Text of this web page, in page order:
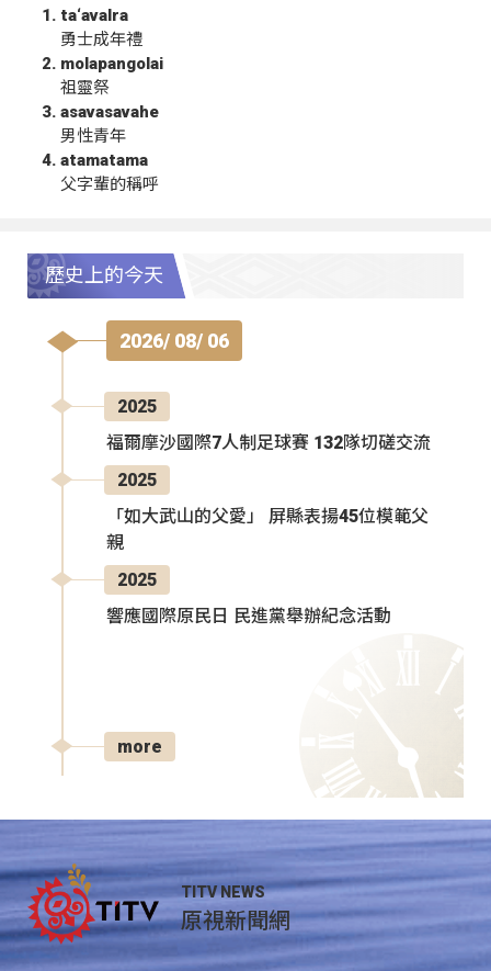
ta‘avalra
勇士成年禮
molapangolai
祖靈祭
asavasavahe
男性青年
atamatama
父字輩的稱呼
歷史上的今天
2026/ 08/ 06
2025
福爾摩沙國際7人制足球賽 132隊切磋交流
2025
「如大武山的父愛」 屏縣表揚45位模範父
親
2025
響應國際原民日 民進黨舉辦紀念活動
more
TITV NEWS
原視新聞網